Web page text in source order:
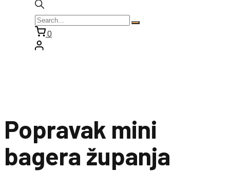
0
Popravak mini
bagera županja